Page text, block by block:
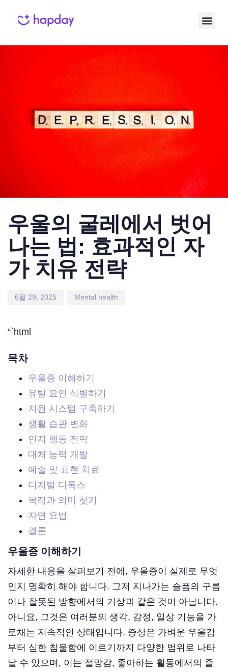
우울의 굴레에서 벗어
나는 법: 효과적인 자
가 치유 전략
6월 29, 2025 Mental health
“`html
목차
우울증 이해하기
유발 요인 식별하기
지원 시스템 구축하기
생활 습관 변화
인지 행동 전략
대처 능력 개발
예술 및 표현 치료
디지털 디톡스
목적과 의미 찾기
자연 요법
결론
우울증 이해하기
자세한 내용을 살펴보기 전에, 우울증이 실제로 무엇
인지 명확히 해야 합니다. 그저 지나가는 슬픔의 구름
이나 잘못된 방향에서의 기상과 같은 것이 아닙니다.
아니요, 그것은 여러분의 생각, 감정, 일상 기능을 가
로채는 지속적인 상태입니다. 증상은 가벼운 우울감
부터 심한 침울함에 이르기까지 다양한 범위로 나타
날 수 있으며, 이는 절망감, 좋아하는 활동에서의 즐